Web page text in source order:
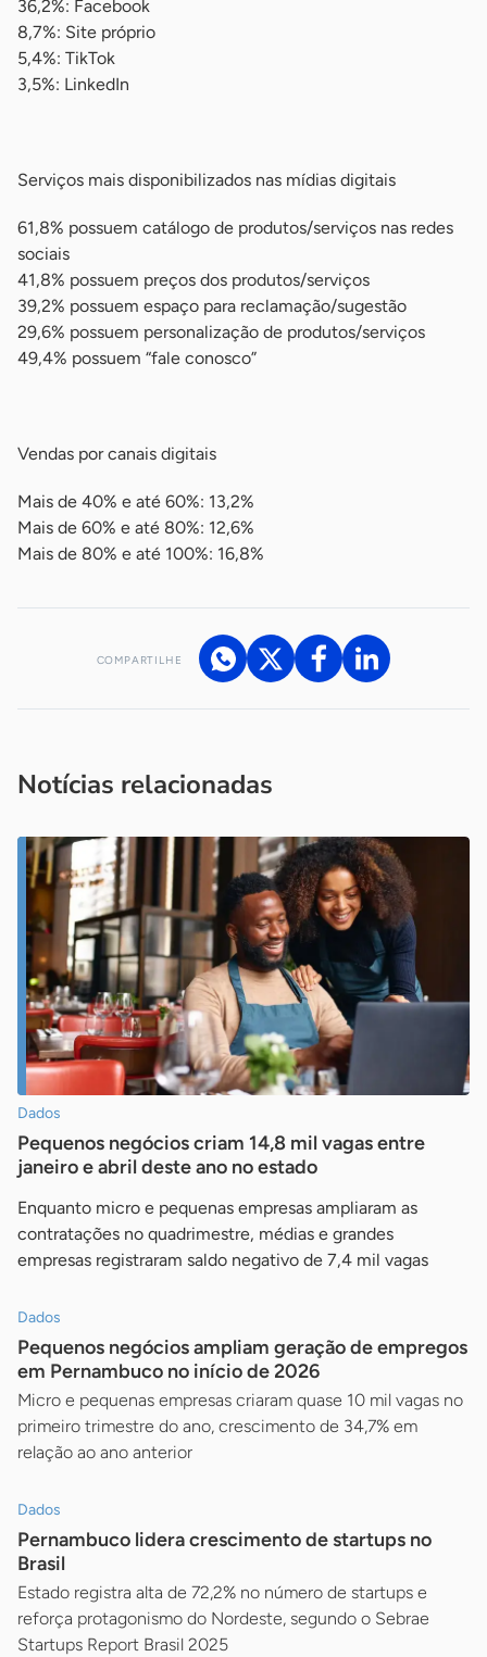
36,2%: Facebook
8,7%: Site próprio
5,4%: TikTok
3,5%: LinkedIn
Serviços mais disponibilizados nas mídias digitais
61,8% possuem catálogo de produtos/serviços nas redes
sociais
41,8% possuem preços dos produtos/serviços
39,2% possuem espaço para reclamação/sugestão
29,6% possuem personalização de produtos/serviços
49,4% possuem “fale conosco”
Vendas por canais digitais
Mais de 40% e até 60%: 13,2%
Mais de 60% e até 80%: 12,6%
Mais de 80% e até 100%: 16,8%
COMPARTILHE
Notícias relacionadas
Dados
Pequenos negócios criam 14,8 mil vagas entre
janeiro e abril deste ano no estado
Enquanto micro e pequenas empresas ampliaram as
contratações no quadrimestre, médias e grandes
empresas registraram saldo negativo de 7,4 mil vagas
Dados
Pequenos negócios ampliam geração de empregos
em Pernambuco no início de 2026
Micro e pequenas empresas criaram quase 10 mil vagas no
primeiro trimestre do ano, crescimento de 34,7% em
relação ao ano anterior
Dados
Pernambuco lidera crescimento de startups no
Brasil
Estado registra alta de 72,2% no número de startups e
reforça protagonismo do Nordeste, segundo o Sebrae
Startups Report Brasil 2025